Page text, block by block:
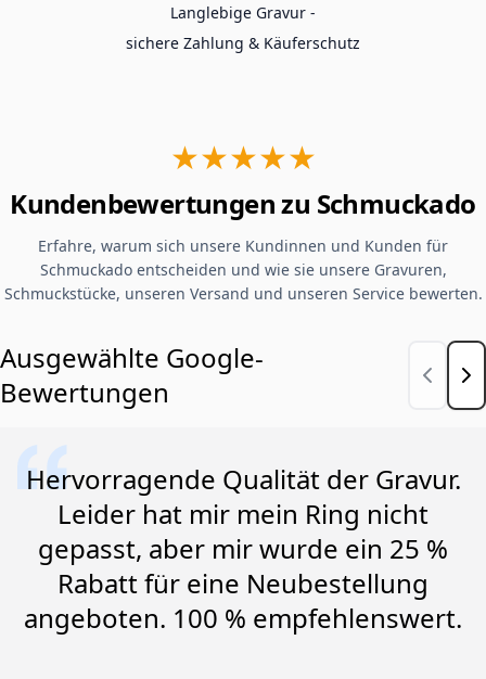
Langlebige Gravur -
sichere Zahlung & Käuferschutz
★★★★★
Kundenbewertungen zu Schmuckado
Erfahre, warum sich unsere Kundinnen und Kunden für
Schmuckado entscheiden und wie sie unsere Gravuren,
Schmuckstücke, unseren Versand und unseren Service bewerten.
Ausgewählte Google-
Bewertungen
Hervorragende Qualität der Gravur.
Leider hat mir mein Ring nicht
gepasst, aber mir wurde ein 25 %
Rabatt für eine Neubestellung
angeboten. 100 % empfehlenswert.